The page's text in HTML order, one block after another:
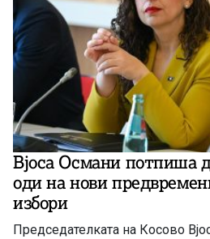
Вјоса Османи потпиша
оди на нови
избори
Председателката на Косово